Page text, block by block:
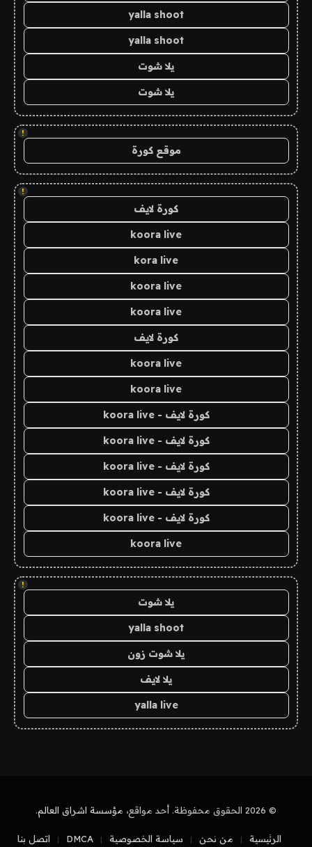
yalla shoot
yalla shoot
يلا شوت
يلا شوت
!
موقع كورة
!
كورة لايف
koora live
kora live
koora live
koora live
كورة لايف
koora live
koora live
كورة لايف - koora live
كورة لايف - koora live
كورة لايف - koora live
كورة لايف - koora live
كورة لايف - koora live
koora live
!
يلا شوت
yalla shoot
يلا شوت زون
يلا لايف
yalla live
© 2026 الحقوق محفوظة. أحد مواقع، مؤسسة اشراق العالم.
الرئيسية من نحن سياسة الخصوصية DMCA اتصل بنا